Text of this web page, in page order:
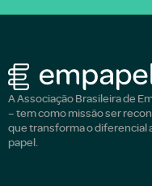
A Associação Brasileira de
– tem como missão ser
que transforma o diferencial
papel.